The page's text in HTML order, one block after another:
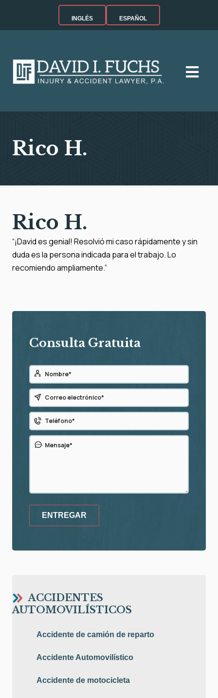
INGLÉS ESPAÑOL
Rico H.
Rico H.
“¡David es genial! Resolvió mi caso rápidamente y sin
duda es la persona indicada para el trabajo. Lo
recomiendo ampliamente.”
Consulta Gratuita
ENTREGAR
ACCIDENTES
AUTOMOVILÍSTICOS
Accidente de camión de reparto
Accidente Automovilístico
Accidente de motocicleta